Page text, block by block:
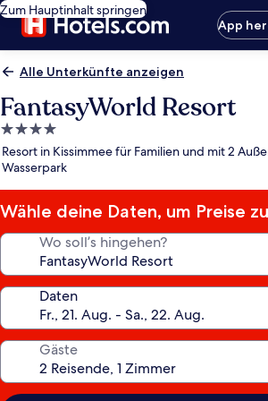
Zum Hauptinhalt springen
App
Alle Unterkünfte anzeigen
FantasyWorld Resort
4.0-
Sterne-
Unterkunft
Resort in Kissimmee für Familien und mit 2
Wasserpark
Wähle deine Daten, um Preise
Wo soll’s hingehen?
Daten
Gäste